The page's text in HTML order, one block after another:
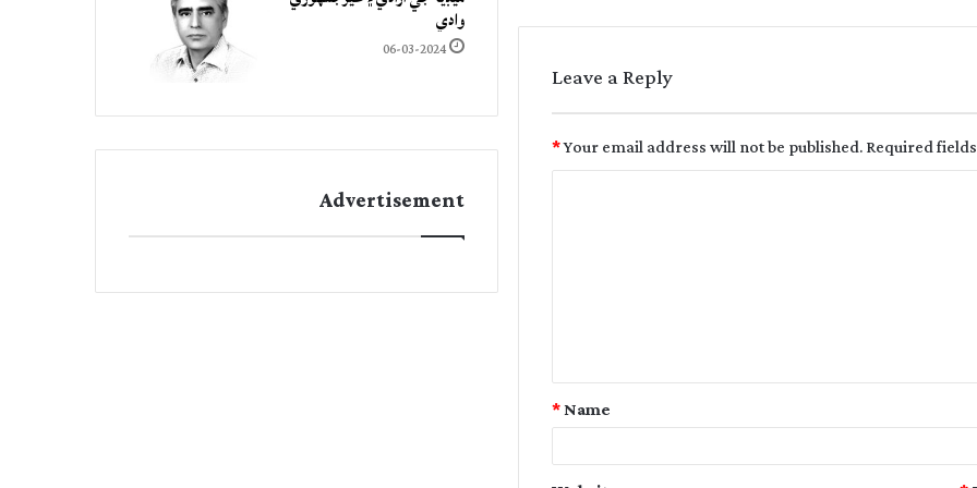
Leave a Reply
Your email address will not be published.Required
*
Name
*
وادي
06-03-2024
Advertisement